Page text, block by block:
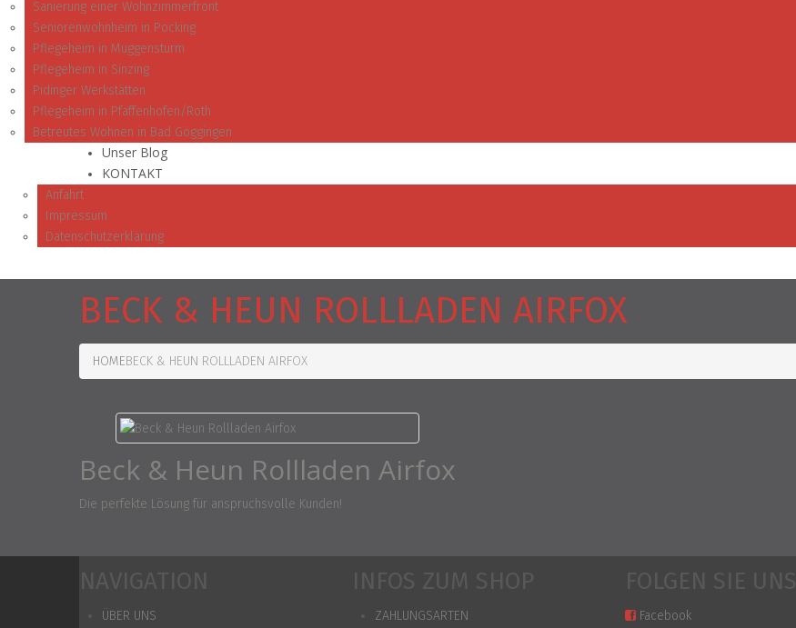
Sanierung einer Wohnzimmerfront
Seniorenwohnheim in Pocking
Pflegeheim in Muggensturm
Pflegeheim in Sinzing
Pidinger Werkstätten
Pflegeheim in Pfaffenhofen/Roth
Betreutes Wohnen in Bad Göggingen
Unser Blog
KONTAKT
Anfahrt
Impressum
Datenschutzerklärung
BECK & HEUN ROLLLADEN AIRFOX
HOMEBECK & HEUN ROLLLADEN AIRFOX
Beck & Heun Rollladen Airfox
Die perfekte Lösung für anspruchsvolle Kunden!
NAVIGATION
ÜBER UNS
INFOS ZUM SHOP
ZAHLUNGSARTEN
FOLGEN SIE UNS
Facebook